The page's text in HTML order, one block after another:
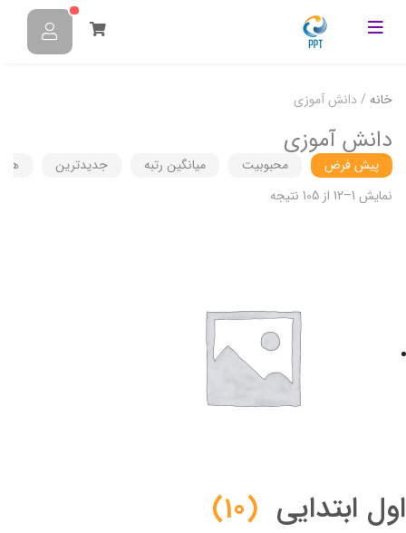
خانه / دانش آموزی
دانش آموزی
پیش فرض محبوبیت میانگین رتبه جدیدترین
نمایش 1–12 از 105 نتیجه
اول ابتدایی (10)